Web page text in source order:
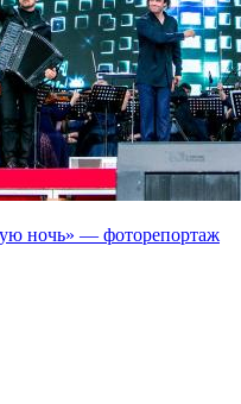
ночь» — фоторепортаж